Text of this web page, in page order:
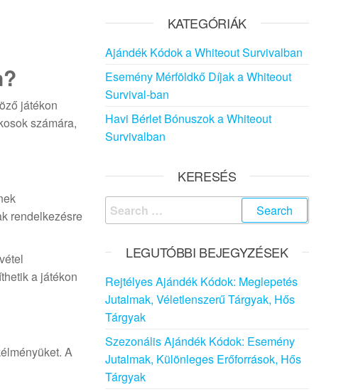
játékon
számára,
rendelkezésre
a játékon
A
KATEGÓRIÁK
Ajándék Kódok a Whiteout Survivalban
Esemény Mérföldkő Díjak a Whiteout
Survival-ban
Havi Bérlet Bónuszok a Whiteout
Survivalban
KERESÉS
Search
for:
LEGUTÓBBI BEJEGYZÉSEK
Rejtélyes Ajándék Kódok: Meglepetés
Jutalmak, Véletlenszerű Tárgyak, Hős
Tárgyak
Szezonális Ajándék Kódok: Esemény
Jutalmak, Különleges Erőforrások, Hős
Tárgyak